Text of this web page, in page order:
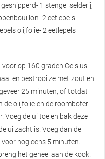
1 stengel selderij,
2 eetlepels
olijfolie- 2 eetlepels
op 160 graden Celsius.
en bestrooi ze met zout en
25 minuten, of totdat
de olijfolie en de roomboter
Voeg de ui toe en bak deze
ui zacht is. Voeg dan de
nog eens 5 minuten.
het geheel aan de kook.